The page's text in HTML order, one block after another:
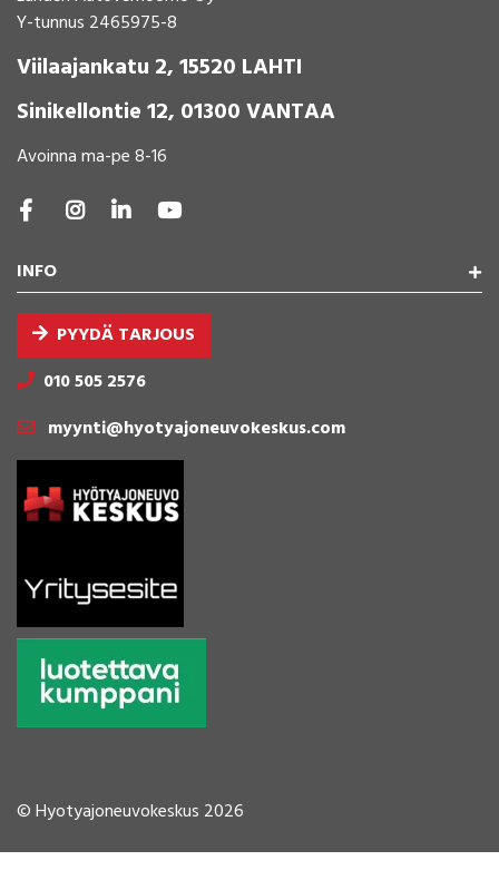
Y-tunnus 2465975-8
Viilaajankatu 2, 15520 LAHTI
Sinikellontie 12, 01300 VANTAA
Avoinna ma-pe 8-16
INFO
PYYDÄ TARJOUS
010 505 2576
myynti@hyotyajoneuvokeskus.com
© Hyotyajoneuvokeskus 2026